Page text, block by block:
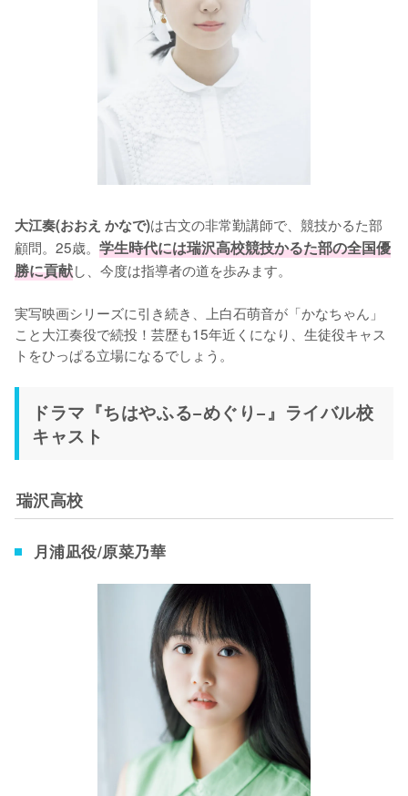
大江奏(おおえ かなで)は古文の非常勤講師で、競技かるた部
顧問。25歳。 学生時代には瑞沢高校競技かるた部の全国優
勝に貢献し、今度は指導者の道を歩みます。
実写映画シリーズに引き続き、上白石萌音が「かなちゃん」
こと大江奏役で続投！芸歴も15年近くになり、生徒役キャス
トをひっぱる立場になるでしょう。
ドラマ『ちはやふる−めぐり−』ライバル校
キャスト
瑞沢高校
月浦凪役/原菜乃華